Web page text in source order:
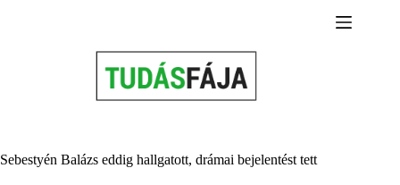
Sebestyén Balázs eddig hallgatott, drámai bejelentést tett